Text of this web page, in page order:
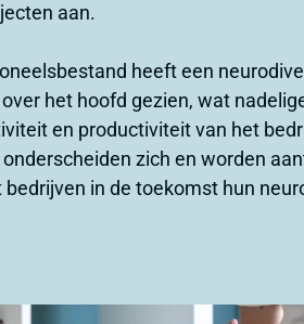
aan.
heeft een
het hoofd gezien, wat
en productiviteit van het
zich en worden
in de toekomst hun